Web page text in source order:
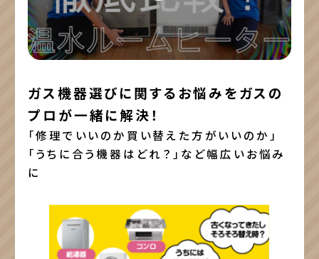
ガス機器選びに関するお悩みをガスの
プロが一緒に解決！
「修理でいいのか買い替えた方がいいのか」
「うちに合う機器はどれ？」など幅広いお悩み
に